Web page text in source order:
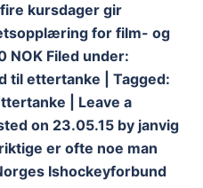
kursdager gir
for film- og
NOK Filed under:
til ettertanke | Tagged:
| Leave a
on 23.05.15 by janvig
riktige er ofte noe man
Ishockeyforbund